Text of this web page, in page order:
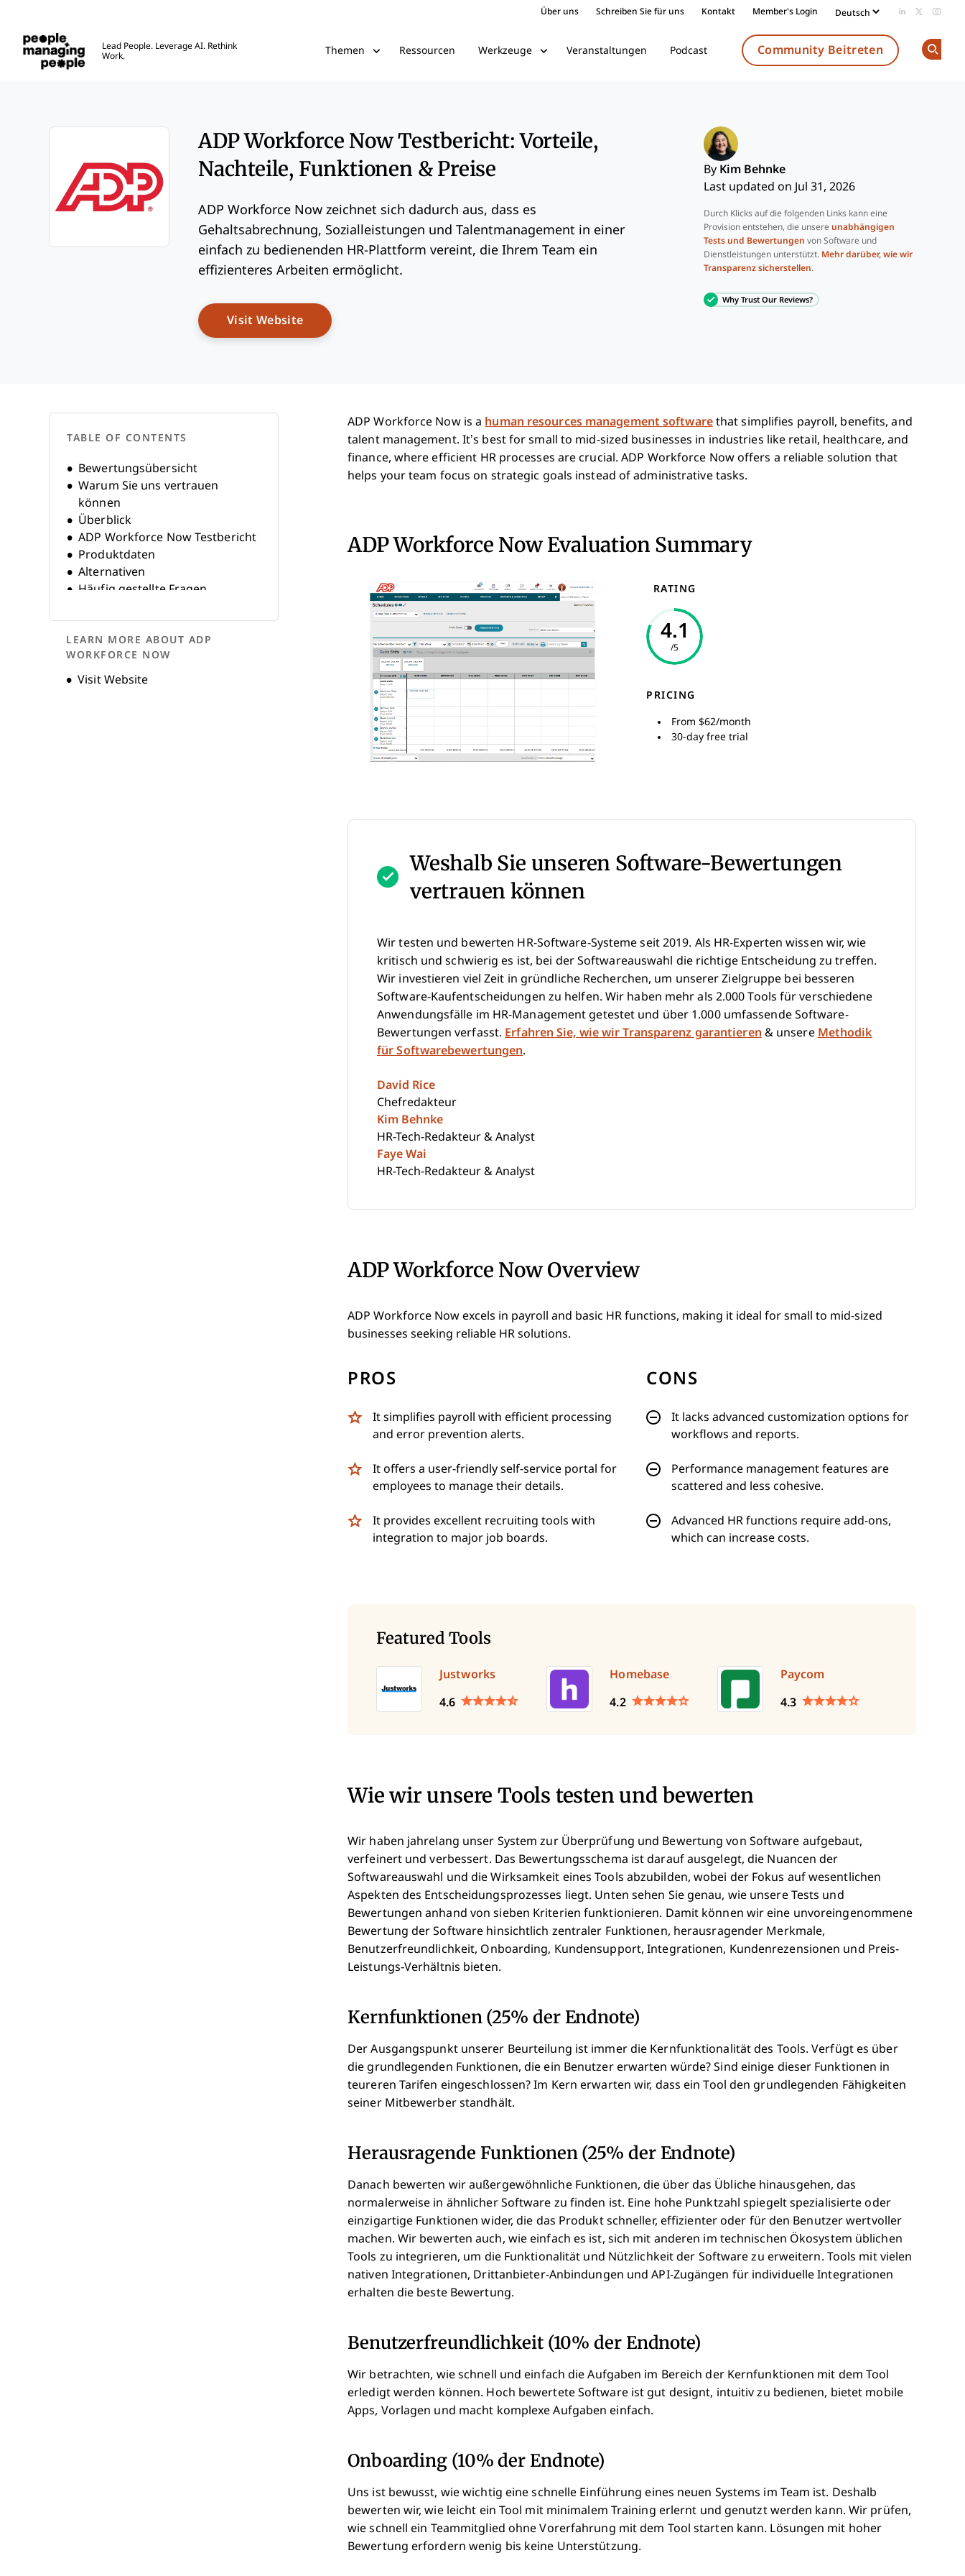
Über uns Schreiben Sie für uns Kontakt Member's Login Add us on
Follow
Lead People. Leverage AI. Rethink
Work.
Themen Ressourcen Werkzeuge Veranstaltungen Podcast Community Beitreten
ADP Workforce Now Testbericht: Vorteile,
Nachteile, Funktionen & Preise
ADP Workforce Now zeichnet sich dadurch aus, dass es
Gehaltsabrechnung, Sozialleistungen und Talentmanagement in einer
einfach zu bedienenden HR-Plattform vereint, die Ihrem Team ein
effizienteres Arbeiten ermöglicht.
Visit WebsiteOpens New Window
By Kim Behnke
Last updated on Jul 31, 2026
Durch Klicks auf die folgenden Links kann eine
Provision entstehen, die unsere unabhängigen
Tests und Bewertungen von Software und
Dienstleistungen unterstützt. Mehr darüber, wie wir
Transparenz sicherstellen.
Why Trust Our Reviews?
TABLE OF CONTENTS
Bewertungsübersicht
Warum Sie uns vertrauen
können
Überblick
ADP Workforce Now Testbericht
Produktdaten
Alternativen
Häufig gestellte Fragen
LEARN MORE ABOUT ADP
WORKFORCE NOW
Visit Website
Opens new window
ADP Workforce Now is a human resources management softwarethat simplifies payroll, benefits, and
talent management. It’s best for small to mid-sized businesses in industries like retail, healthcare, and
finance, where efficient HR processes are crucial. ADP Workforce Now offers a reliable solution that
helps your team focus on strategic goals instead of administrative tasks.
ADP Workforce Now Evaluation Summary
RATING
4.1
/5
PRICING
From $62/month
30-day free trial
Weshalb Sie unseren Software-Bewertungen
vertrauen können
Wir testen und bewerten HR-Software-Systeme seit 2019. Als HR-Experten wissen wir, wie
kritisch und schwierig es ist, bei der Softwareauswahl die richtige Entscheidung zu treffen.
Wir investieren viel Zeit in gründliche Recherchen, um unserer Zielgruppe bei besseren
Software-Kaufentscheidungen zu helfen. Wir haben mehr als 2.000 Tools für verschiedene
Anwendungsfälle im HR-Management getestet und über 1.000 umfassende Software-
Bewertungen verfasst. Erfahren Sie, wie wir Transparenz garantieren & unsere Methodik
für Softwarebewertungen.
David Rice
Chefredakteur
Kim Behnke
HR-Tech-Redakteur & Analyst
Faye Wai
HR-Tech-Redakteur & Analyst
ADP Workforce Now Overview
ADP Workforce Now excels in payroll and basic HR functions, making it ideal for small to mid-sized
businesses seeking reliable HR solutions.
PROS
It simplifies payroll with efficient processing
and error prevention alerts.
It offers a user-friendly self-service portal for
employees to manage their details.
It provides excellent recruiting tools with
integration to major job boards.
CONS
It lacks advanced customization options for
workflows and reports.
Performance management features are
scattered and less cohesive.
Advanced HR functions require add-ons,
which can increase costs.
Featured Tools
Justworks
4.6
Homebase
4.2
Paycom
4.3
Wie wir unsere Tools testen und bewerten
Wir haben jahrelang unser System zur Überprüfung und Bewertung von Software aufgebaut,
verfeinert und verbessert. Das Bewertungsschema ist darauf ausgelegt, die Nuancen der
Softwareauswahl und die Wirksamkeit eines Tools abzubilden, wobei der Fokus auf wesentlichen
Aspekten des Entscheidungsprozesses liegt. Unten sehen Sie genau, wie unsere Tests und
Bewertungen anhand von sieben Kriterien funktionieren. Damit können wir eine unvoreingenommene
Bewertung der Software hinsichtlich zentraler Funktionen, herausragender Merkmale,
Benutzerfreundlichkeit, Onboarding, Kundensupport, Integrationen, Kundenrezensionen und Preis-
Leistungs-Verhältnis bieten.
Kernfunktionen (25% der Endnote)
Der Ausgangspunkt unserer Beurteilung ist immer die Kernfunktionalität des Tools. Verfügt es über
die grundlegenden Funktionen, die ein Benutzer erwarten würde? Sind einige dieser Funktionen in
teureren Tarifen eingeschlossen? Im Kern erwarten wir, dass ein Tool den grundlegenden Fähigkeiten
seiner Mitbewerber standhält.
Herausragende Funktionen (25% der Endnote)
Danach bewerten wir außergewöhnliche Funktionen, die über das Übliche hinausgehen, das
normalerweise in ähnlicher Software zu finden ist. Eine hohe Punktzahl spiegelt spezialisierte oder
einzigartige Funktionen wider, die das Produkt schneller, effizienter oder für den Benutzer wertvoller
machen. Wir bewerten auch, wie einfach es ist, sich mit anderen im technischen Ökosystem üblichen
Tools zu integrieren, um die Funktionalität und Nützlichkeit der Software zu erweitern. Tools mit vielen
nativen Integrationen, Drittanbieter-Anbindungen und API-Zugängen für individuelle Integrationen
erhalten die beste Bewertung.
Benutzerfreundlichkeit (10% der Endnote)
Wir betrachten, wie schnell und einfach die Aufgaben im Bereich der Kernfunktionen mit dem Tool
erledigt werden können. Hoch bewertete Software ist gut designt, intuitiv zu bedienen, bietet mobile
Apps, Vorlagen und macht komplexe Aufgaben einfach.
Onboarding (10% der Endnote)
Uns ist bewusst, wie wichtig eine schnelle Einführung eines neuen Systems im Team ist. Deshalb
bewerten wir, wie leicht ein Tool mit minimalem Training erlernt und genutzt werden kann. Wir prüfen,
wie schnell ein Teammitglied ohne Vorerfahrung mit dem Tool starten kann. Lösungen mit hoher
Bewertung erfordern wenig bis keine Unterstützung.